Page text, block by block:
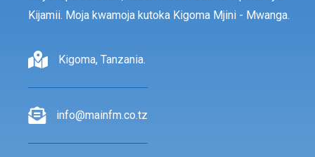
Kijamii. Moja kwamoja kutoka Kigoma Mjini - Mwanga.
Kigoma, Tanzania.
info@mainfm.co.tz